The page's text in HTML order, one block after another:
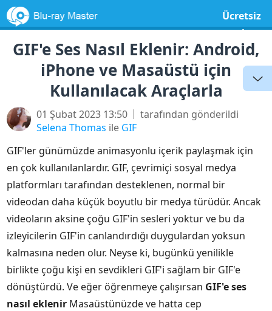
Ücretsiz
yazılım
GIF'e Ses Nasıl Eklenir: Android,
iPhone ve Masaüstü için
Kullanılacak Araçlarla
01 Şubat 2023 13:50
tarafından gönderildi
Selena Thomas ile GIF
GIF'ler günümüzde animasyonlu içerik paylaşmak için
en çok kullanılanlardır. GIF, çevrimiçi sosyal medya
platformları tarafından desteklenen, normal bir
videodan daha küçük boyutlu bir medya türüdür. Ancak
videoların aksine çoğu GIF'in sesleri yoktur ve bu da
izleyicilerin GIF'in canlandırdığı duygulardan yoksun
kalmasına neden olur. Neyse ki, bugünkü yenilikle
birlikte çoğu kişi en sevdikleri GIF'i sağlam bir GIF'e
dönüştürdü. Ve eğer öğrenmeye çalışırsan GIF'e ses
nasıl eklenir Masaüstünüzde ve hatta cep